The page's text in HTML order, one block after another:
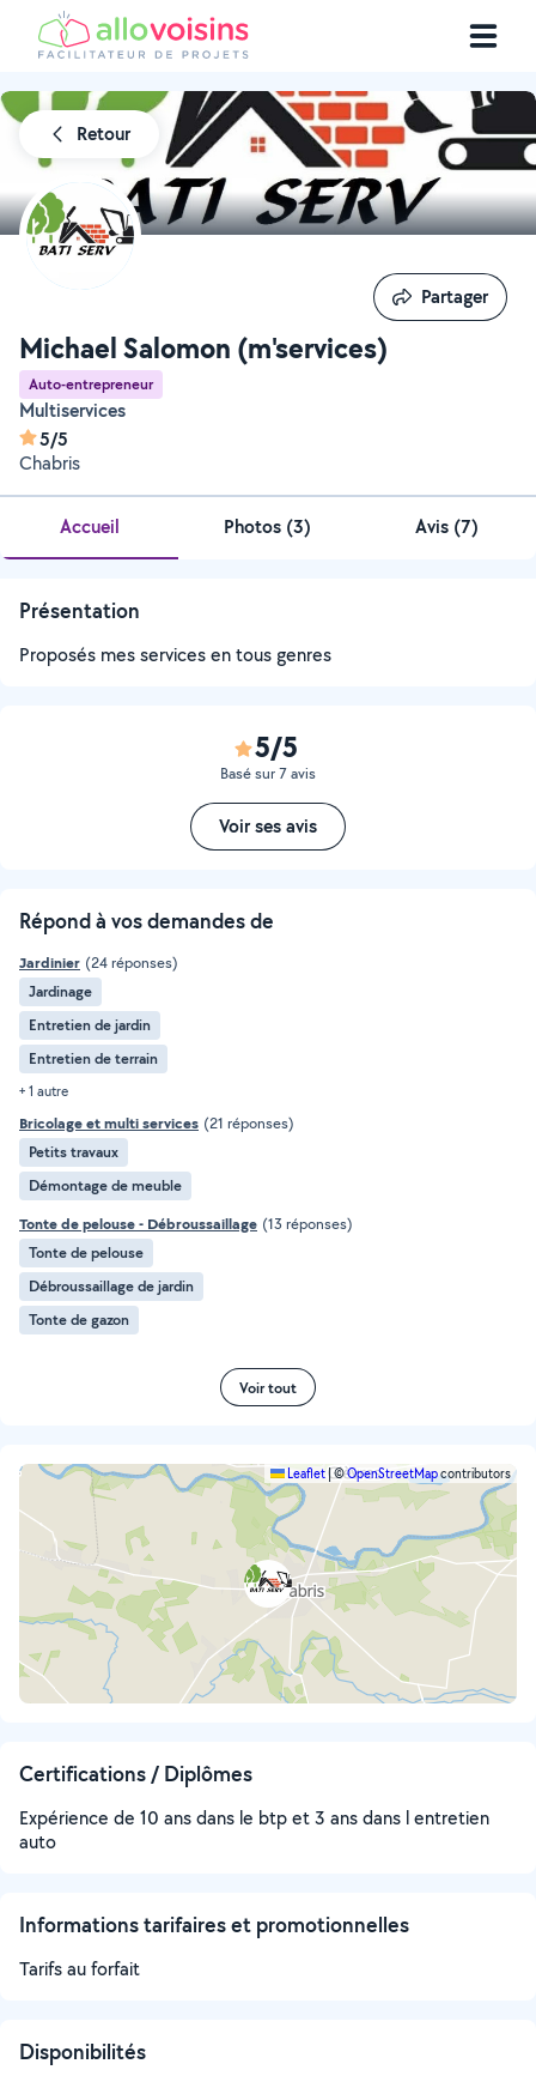
Retour
Michael Salomon (m'services)
Auto-entrepreneur
Multiservices
5/5
Chabris
Partager
Partager
Accueil Photos (3) Avis (7)
Présentation
Proposés mes services en tous genres
5/5
Basé sur 7 avis
Voir ses avis
Répond à vos demandes de
Jardinier (24 réponses)
Jardinage
Entretien de jardin
Entretien de terrain
+ 1 autre
Bricolage et multi services (21 réponses)
Petits travaux
Démontage de meuble
Tonte de pelouse - Débroussaillage (13 réponses)
Tonte de pelouse
Débroussaillage de jardin
Tonte de gazon
Voir tout
Leaflet|©OpenStreetMapcontributors
Certifications / Diplômes
Expérience de 10 ans dans le btp et 3 ans dans l entretien
auto
Informations tarifaires et promotionnelles
Tarifs au forfait
Disponibilités